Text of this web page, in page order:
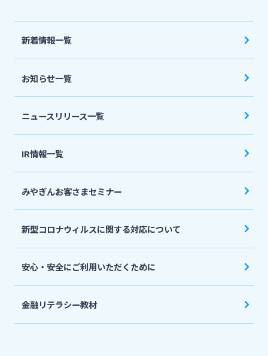
株主・投資家の皆さま
ニュースリリース一覧
採用情報
新着情報一覧
お知らせ一覧
ニュースリリース一覧
IR情報一覧
みやぎんお客さまセミナー
新型コロナウィルスに関する対応について
安心・安全にご利用いただくために
金融リテラシー教材